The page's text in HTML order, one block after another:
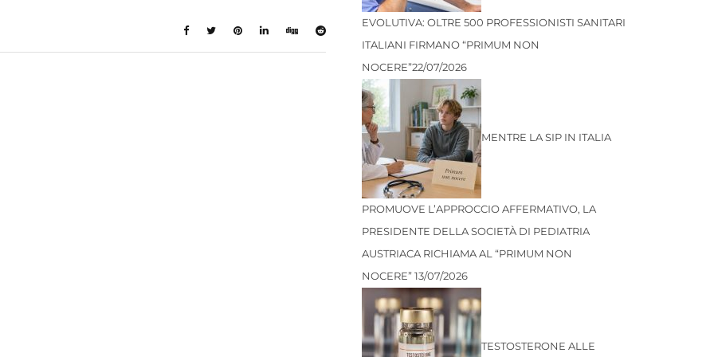
EVOLUTIVA: OLTRE 500 PROFESSIONISTI SANITARI
ITALIANI FIRMANO “PRIMUM NON
NOCERE”22/07/2026
MENTRE LA SIP IN ITALIA
PROMUOVE L’APPROCCIO AFFERMATIVO, LA
PRESIDENTE DELLA SOCIETÀ DI PEDIATRIA
AUSTRIACA RICHIAMA AL “PRIMUM NON
NOCERE”13/07/2026
TESTOSTERONE ALLE